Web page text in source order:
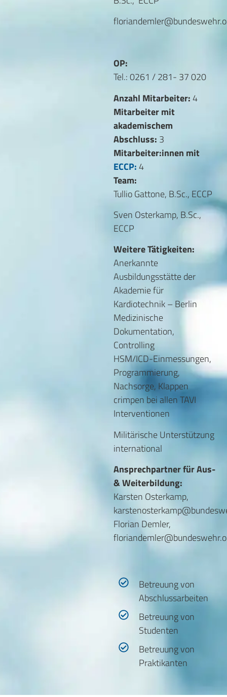
OP:
Tel.: 0261 / 281- 37 020
Anzahl Mitarbeiter:4
Mitarbeiter mit
akademischem
Abschluss: 3
Mitarbeiter:innen mit
ECCP:4
Team:
Tullio Gattone, B.Sc., ECCP
Sven Osterkamp, B.Sc.,
ECCP
Weitere Tätigkeiten:
Anerkannte
Ausbildungsstätte der
Akademie für
Kardiotechnik – Berlin
Medizinische
Dokumentation,
Controlling
HSM/ICD-Einmessungen,
Programmierung,
Nachsorge, Klappen
crimpen bei allen TAVI
Interventionen
Militärische Unterstützung
international
Ansprechpartner für Aus-
& Weiterbildung:
Karsten Osterkamp,
Florian Demler,
Betreuung von
Abschlussarbeiten
Betreuung von
Studenten
Betreuung von
Praktikanten